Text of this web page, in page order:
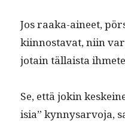
Jos raa­ka-aineet,
kiin­nos­ta­vat, niin
jotain täl­laista
Se, että jokin
isia” kyn­nysar­vo­ja,